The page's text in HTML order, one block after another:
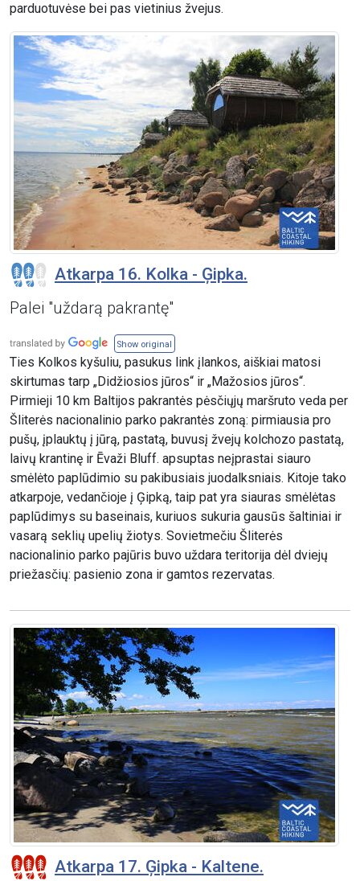
parduotuvėse bei pas vietinius žvejus.
Atkarpa 16. Kolka - Ģipka.
Palei "uždarą pakrantę"
Show original
Ties Kolkos kyšuliu, pasukus link įlankos, aiškiai matosi
skirtumas tarp „Didžiosios jūros“ ir „Mažosios jūros“.
Pirmieji 10 km Baltijos pakrantės pėsčiųjų maršruto veda per
Šliterės nacionalinio parko pakrantės zoną: pirmiausia pro
pušų, įplauktų į jūrą, pastatą, buvusį žvejų kolchozo pastatą,
laivų krantinę ir Ēvaži Bluff. apsuptas neįprastai siauro
smėlėto paplūdimio su pakibusiais juodalksniais. Kitoje tako
atkarpoje, vedančioje į Ģipką, taip pat yra siauras smėlėtas
paplūdimys su baseinais, kuriuos sukuria gausūs šaltiniai ir
vasarą seklių upelių žiotys. Sovietmečiu Šliterės
nacionalinio parko pajūris buvo uždara teritorija dėl dviejų
priežasčių: pasienio zona ir gamtos rezervatas.
Atkarpa 17. Ģipka - Kaltene.